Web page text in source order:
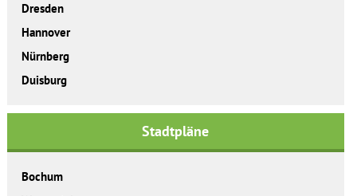
Dresden
Hannover
Nürnberg
Duisburg
Stadtpläne
Bochum